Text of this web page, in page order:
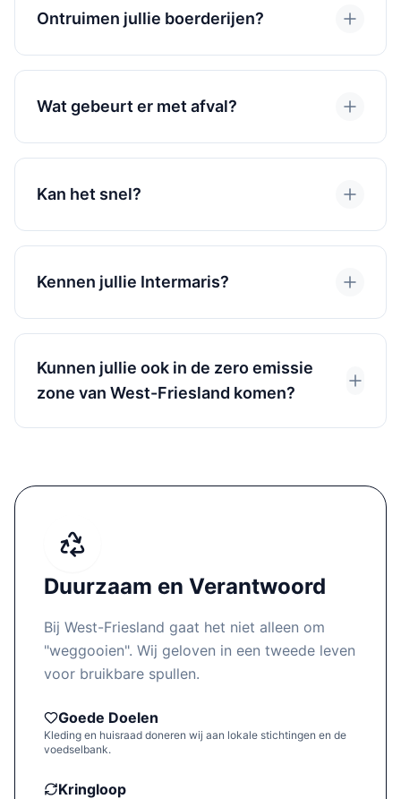
Ontruimen jullie boerderijen?
Wat gebeurt er met afval?
Kan het snel?
Kennen jullie Intermaris?
Kunnen jullie ook in de zero emissie
zone van West-Friesland komen?
Duurzaam en Verantwoord
Bij West-Friesland gaat het niet alleen om
"weggooien". Wij geloven in een tweede leven
voor bruikbare spullen.
Goede Doelen
Kleding en huisraad doneren wij aan lokale stichtingen en de
voedselbank.
Kringloop